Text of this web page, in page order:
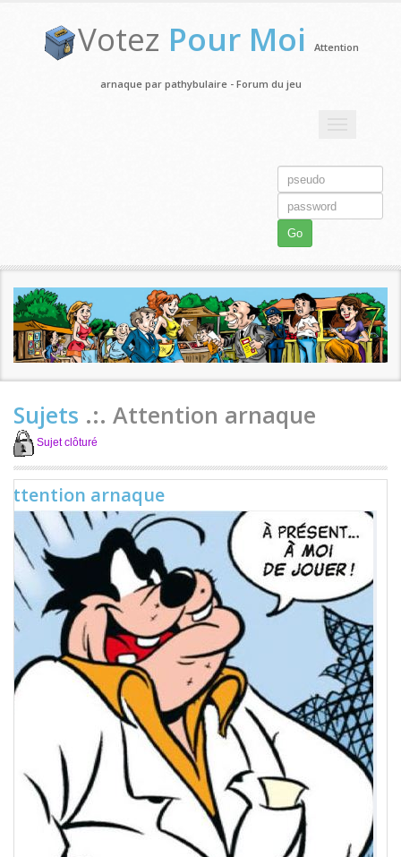
Votez Pour Moi Attention
arnaque par pathybulaire - Forum du jeu
Go
Sujets .:. Attention arnaque
Sujet clôturé
Attention arnaque